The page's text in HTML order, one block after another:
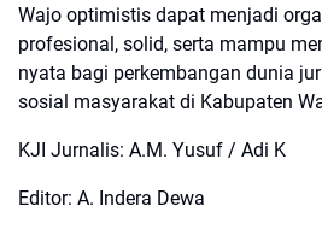
Wajo optimistis dapat menjadi
profesional, solid, serta mampu
nyata bagi perkembangan dunia
sosial masyarakat di Kabupaten
KJI Jurnalis: A.M. Yusuf / Adi K
Editor: A. Indera Dewa